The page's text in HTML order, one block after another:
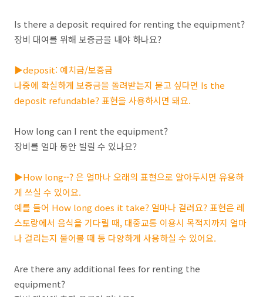
Is there a deposit required for renting the equipment?
장비 대여를 위해 보증금을 내야 하나요?
▶deposit: 예치금/보증금
나중에 확실하게 보증금을 돌려받는지 묻고 싶다면 Is the
deposit refundable? 표현을 사용하시면 돼요.
How long can I rent the equipment?
장비를 얼마 동안 빌릴 수 있나요?
▶How long--? 은 얼마나 오래의 표현으로 알아두시면 유용하
게 쓰실 수 있어요.
예를 들어 How long does it take? 얼마나 걸려요? 표현은 레
스토랑에서 음식을 기다릴 때, 대중교통 이용시 목적지까지 얼마
나 걸리는지 물어볼 때 등 다양하게 사용하실 수 있어요.
Are there any additional fees for renting the
equipment?